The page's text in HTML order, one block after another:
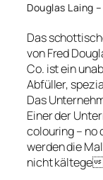
Douglas Laing
Das
von Fred
Co. ist ein
Abfüller,
Das
Einer der
colouring – no
werden die
nicht kältege